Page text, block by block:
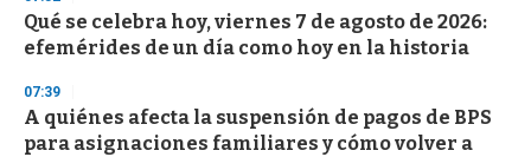
e
c
o
d
s
Qué se celebra hoy, viernes 7 de agosto de 2026:
efemérides de un día como hoy en la historia
07:39
A quiénes afecta la suspensión de pagos de BPS
para asignaciones familiares y cómo volver a